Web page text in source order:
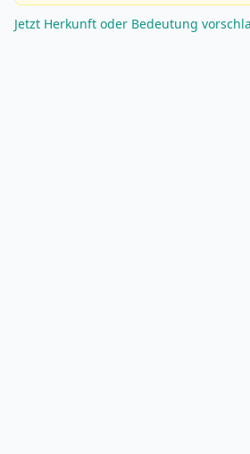
Jetzt Herkunft oder Bedeutung